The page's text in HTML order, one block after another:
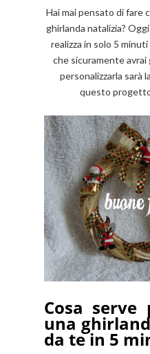
Hai mai pensato di fare
ghirlanda natalizia?
realizza in solo 5
che sicuramente avrai
personalizzarla sarà
questo
Cosa serve
una
da te in 5